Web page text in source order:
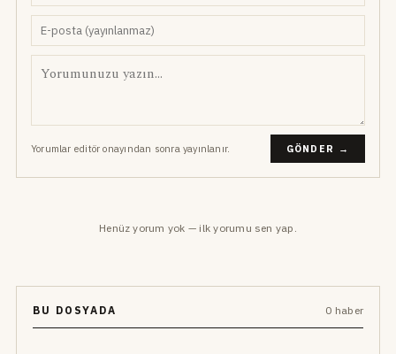
Yorumlar editör onayından sonra yayınlanır. GÖNDER →
Henüz yorum yok — ilk yorumu sen yap.
BU DOSYADA 0 haber